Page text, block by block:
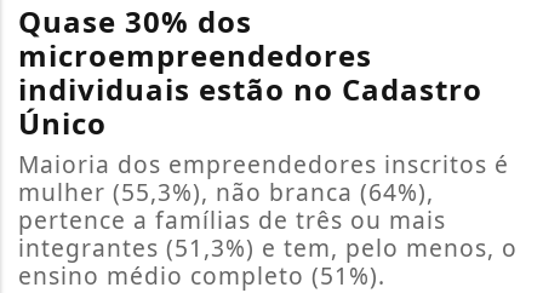
Quase 30% dos
microempreendedores
individuais estão no Cadastro
Único
Maioria dos empreendedores inscritos é
mulher (55,3%), não branca (64%),
pertence a famílias de três ou mais
integrantes (51,3%) e tem, pelo menos, o
ensino médio completo (51%).